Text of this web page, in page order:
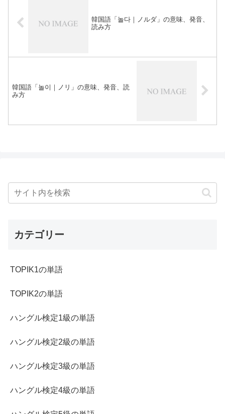
韓国語「놀다｜ノルダ」の意味、発音、
読み方
韓国語「놀이｜ノリ」の意味、発音、読
み方
カテゴリー
TOPIK1の単語
TOPIK2の単語
ハングル検定1級の単語
ハングル検定2級の単語
ハングル検定3級の単語
ハングル検定4級の単語